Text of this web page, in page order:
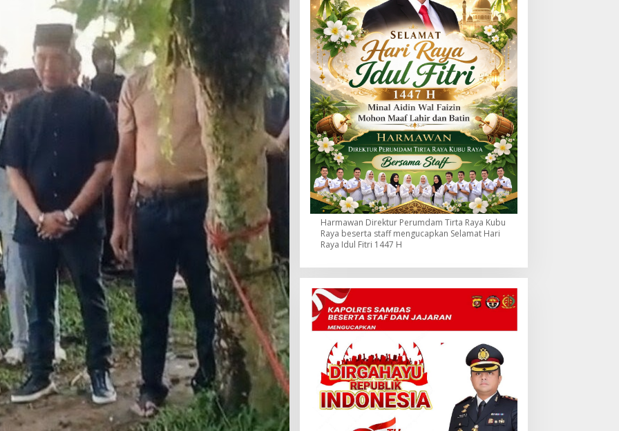
Harmawan Direktur Perumdam Tirta Raya Kubu
Raya beserta staff mengucapkan Selamat Hari
Raya Idul Fitri 1447 H